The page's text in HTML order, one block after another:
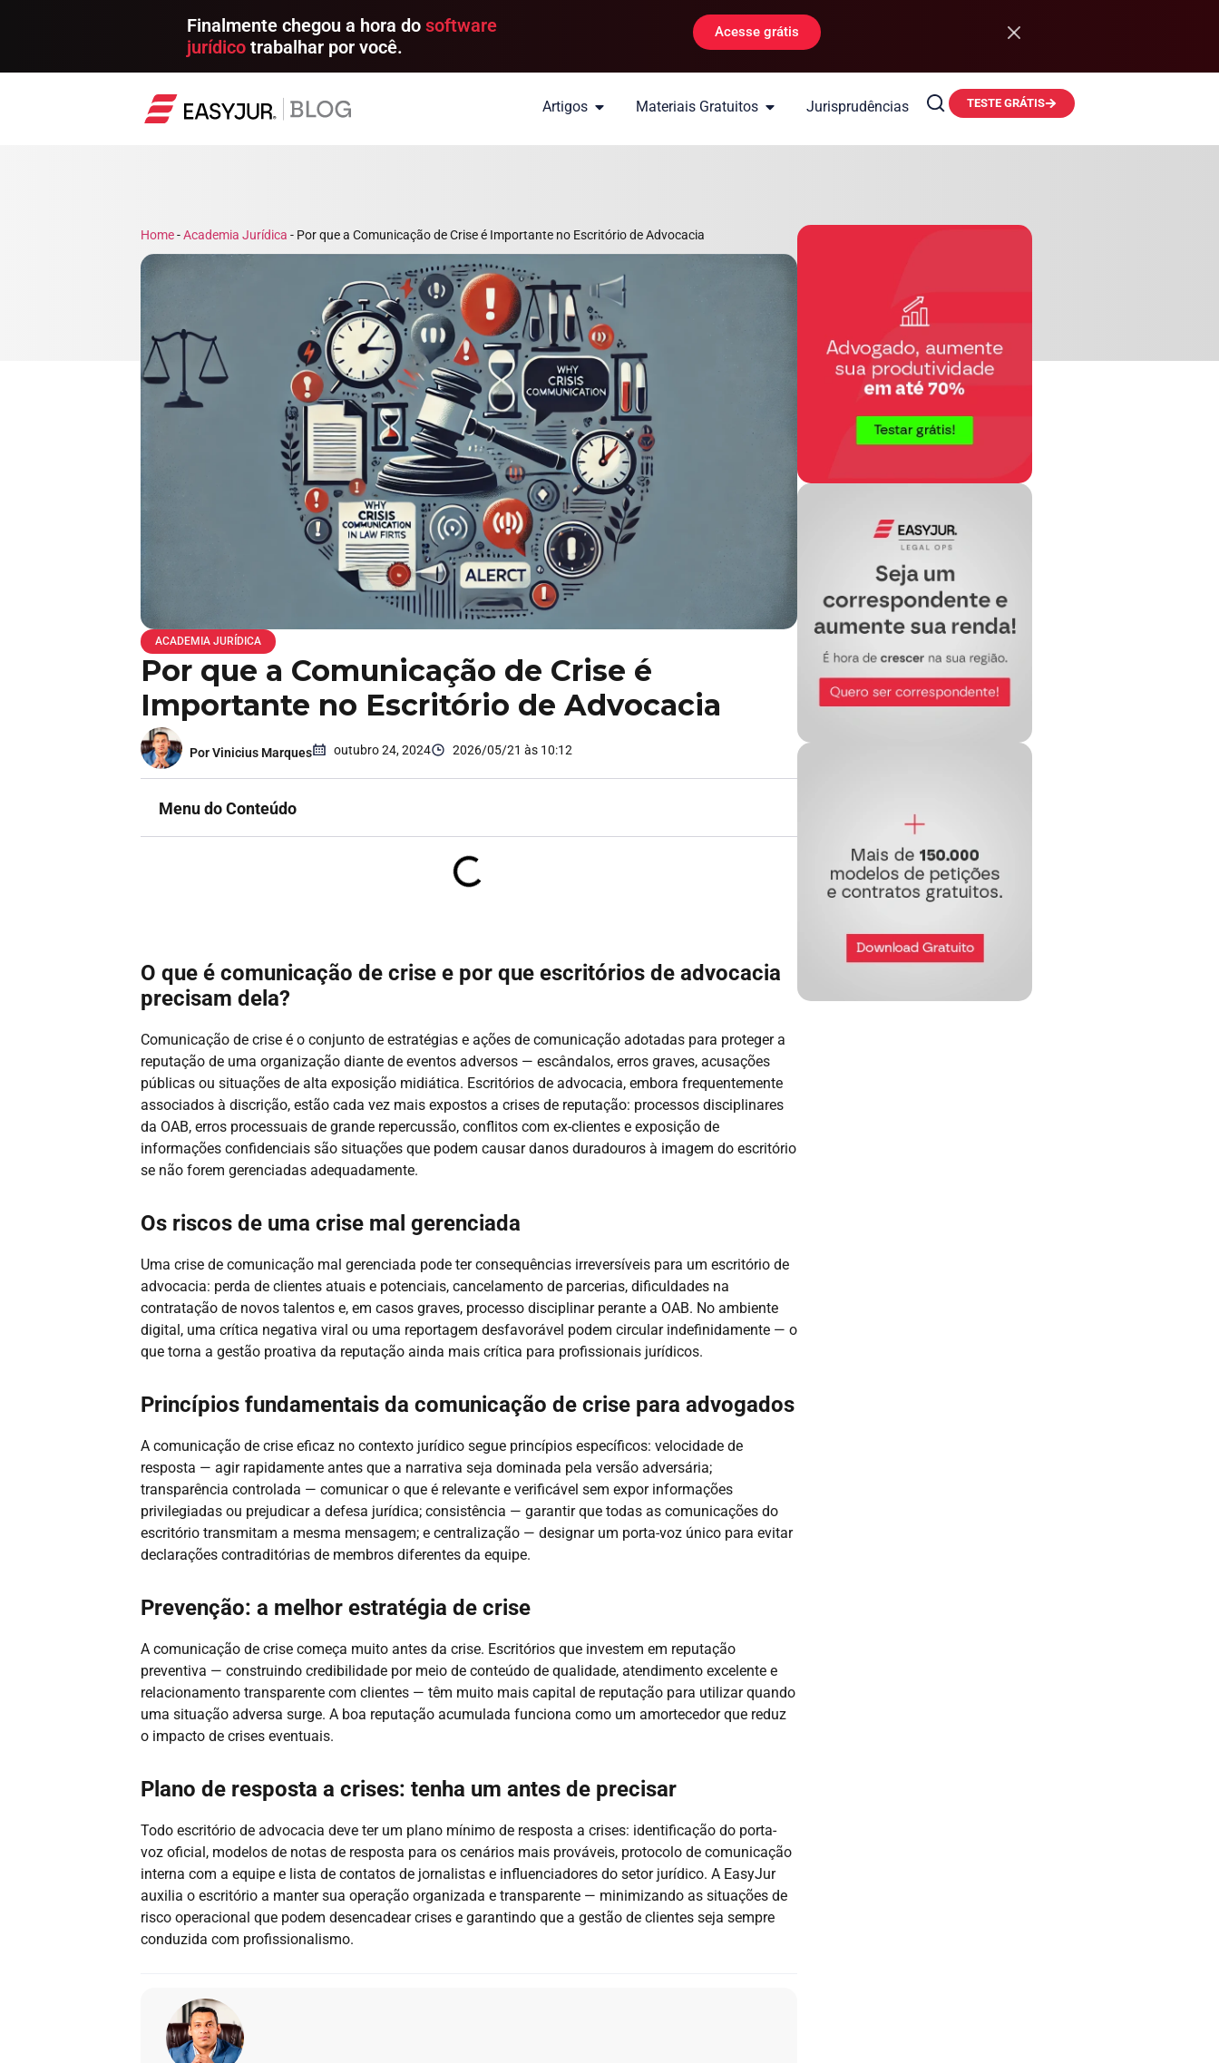
Finalmente chegou a hora dosoftware
jurídico trabalhar por você.
Acesse grátis
Artigos Materiais Gratuitos Jurisprudências TESTE GRÁTIS
Home-Academia Jurídica - Por que a Comunicação de Crise é Importante no Escritório de Advocacia
ACADEMIA JURÍDICA
Por que a Comunicação de Crise é
Importante no Escritório de Advocacia
Por Vinicius Marques outubro 24, 2024 2026/05/21 às 10:12
Menu do Conteúdo
O que é comunicação de crise e por que escritórios de advocacia
precisam dela?
Comunicação de crise é o conjunto de estratégias e ações de comunicação adotadas para proteger a
reputação de uma organização diante de eventos adversos — escândalos, erros graves, acusações
públicas ou situações de alta exposição midiática. Escritórios de advocacia, embora frequentemente
associados à discrição, estão cada vez mais expostos a crises de reputação: processos disciplinares
da OAB, erros processuais de grande repercussão, conflitos com ex-clientes e exposição de
informações confidenciais são situações que podem causar danos duradouros à imagem do escritório
se não forem gerenciadas adequadamente.
Os riscos de uma crise mal gerenciada
Uma crise de comunicação mal gerenciada pode ter consequências irreversíveis para um escritório de
advocacia: perda de clientes atuais e potenciais, cancelamento de parcerias, dificuldades na
contratação de novos talentos e, em casos graves, processo disciplinar perante a OAB. No ambiente
digital, uma crítica negativa viral ou uma reportagem desfavorável podem circular indefinidamente — o
que torna a gestão proativa da reputação ainda mais crítica para profissionais jurídicos.
Princípios fundamentais da comunicação de crise para advogados
A comunicação de crise eficaz no contexto jurídico segue princípios específicos: velocidade de
resposta — agir rapidamente antes que a narrativa seja dominada pela versão adversária;
transparência controlada — comunicar o que é relevante e verificável sem expor informações
privilegiadas ou prejudicar a defesa jurídica; consistência — garantir que todas as comunicações do
escritório transmitam a mesma mensagem; e centralização — designar um porta-voz único para evitar
declarações contraditórias de membros diferentes da equipe.
Prevenção: a melhor estratégia de crise
A comunicação de crise começa muito antes da crise. Escritórios que investem em reputação
preventiva — construindo credibilidade por meio de conteúdo de qualidade, atendimento excelente e
relacionamento transparente com clientes — têm muito mais capital de reputação para utilizar quando
uma situação adversa surge. A boa reputação acumulada funciona como um amortecedor que reduz
o impacto de crises eventuais.
Plano de resposta a crises: tenha um antes de precisar
Todo escritório de advocacia deve ter um plano mínimo de resposta a crises: identificação do porta-
voz oficial, modelos de notas de resposta para os cenários mais prováveis, protocolo de comunicação
interna com a equipe e lista de contatos de jornalistas e influenciadores do setor jurídico. A EasyJur
auxilia o escritório a manter sua operação organizada e transparente — minimizando as situações de
risco operacional que podem desencadear crises e garantindo que a gestão de clientes seja sempre
conduzida com profissionalismo.